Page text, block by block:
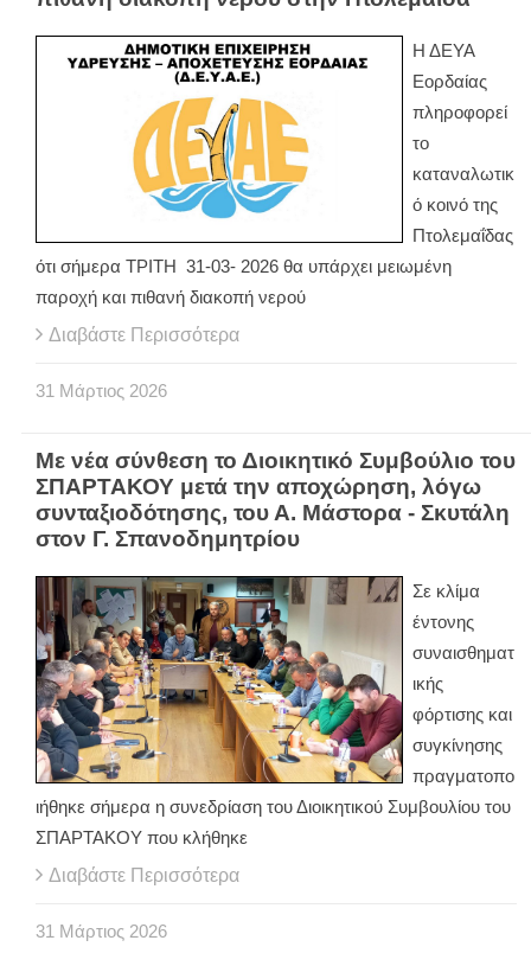
Η ΔΕΥΑ
Εορδαίας
πληροφορεί
το
καταναλωτικ
ό κοινό της
Πτολεμαΐδας
ότι σήμερα ΤΡΙΤΗ 31-03- 2026 θα υπάρχει μειωμένη
παροχή και πιθανή διακοπή νερού
Διαβάστε Περισσότερα
31 Μάρτιος 2026
Με νέα σύνθεση το Διοικητικό Συμβούλιο του
ΣΠΑΡΤΑΚΟΥ μετά την αποχώρηση, λόγω
συνταξιοδότησης, του Α. Μάστορα - Σκυτάλη
στον Γ. Σπανοδημητρίου
Σε κλίμα
έντονης
συναισθηματ
ικής
φόρτισης και
συγκίνησης
πραγματοπο
ιήθηκε σήμερα η συνεδρίαση του Διοικητικού Συμβουλίου του
ΣΠΑΡΤΑΚΟΥ που κλήθηκε
Διαβάστε Περισσότερα
31 Μάρτιος 2026